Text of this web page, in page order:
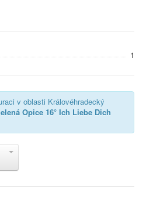
1
v oblasti Královéhradecký
Opice 16° Ich Liebe Dich